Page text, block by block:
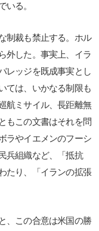
いる。
制裁も禁止する。ホル
外した。事実上、イラ
レッジを既成事実とし
ては、いかなる制限も
航ミサイル、長距離無
もこの文書はそれを問
ラやイエメンのフーシ
兵組織など、「抵抗
たり、「イランの拡張
、この合意は米国の勝